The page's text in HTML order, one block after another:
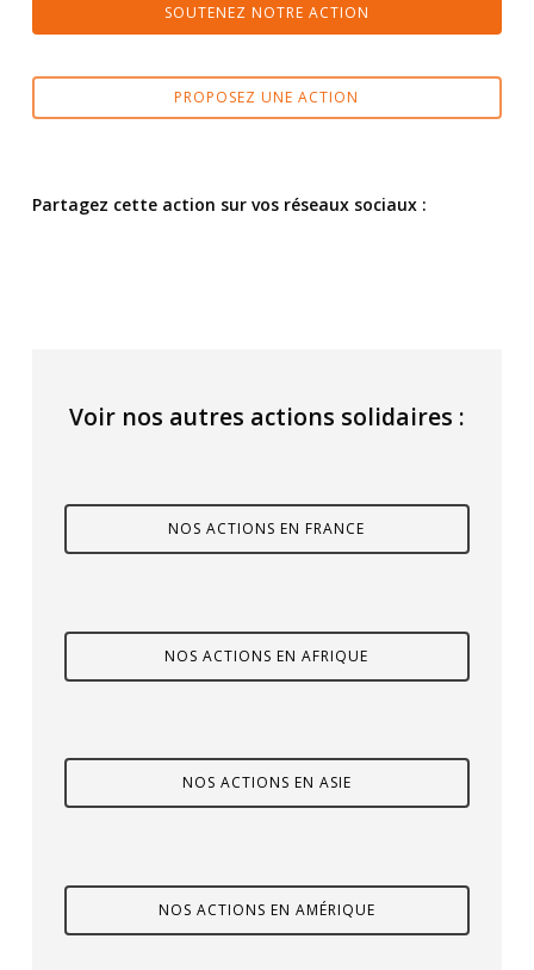
SOUTENEZ NOTRE ACTION
PROPOSEZ UNE ACTION
Partagez cette action sur vos réseaux sociaux :
Voir nos autres actions solidaires :
NOS ACTIONS EN FRANCE
NOS ACTIONS EN AFRIQUE
NOS ACTIONS EN ASIE
NOS ACTIONS EN AMÉRIQUE